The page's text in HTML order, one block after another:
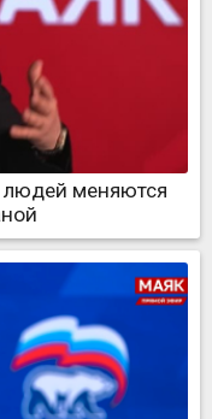
людей меняются